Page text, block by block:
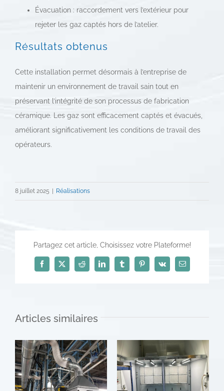
Évacuation : raccordement vers l’extérieur pour
rejeter les gaz captés hors de l’atelier.
Résultats obtenus
Cette installation permet désormais à l’entreprise de
maintenir un environnement de travail sain tout en
préservant l’intégrité de son processus de fabrication
céramique. Les gaz sont efficacement captés et évacués,
améliorant significativement les conditions de travail des
opérateurs.
8 juillet 2025 Réalisations
Partagez cet article, Choisissez votre Plateforme!
Facebook
X Reddit LinkedInTumblrPinterest
Vk Email
Articles similaires